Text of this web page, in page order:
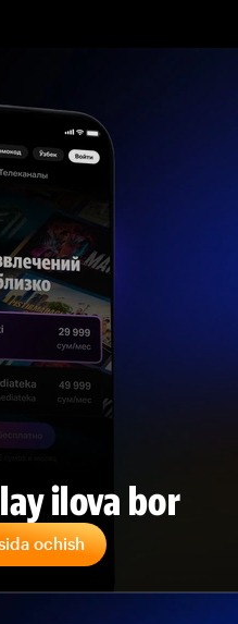
ilova bor
ochish